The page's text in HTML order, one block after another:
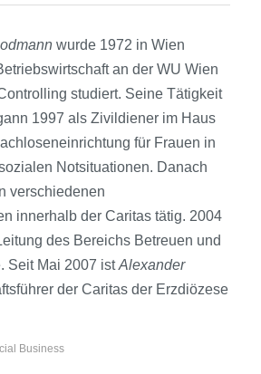
wurde 1972 in Wien
an der WU Wien
studiert. Seine Tätigkeit
1997 als Zivildiener im Haus
für Frauen in
Notsituationen. Danach
verschiedenen
innerhalb der Caritas tätig. 2004
des Bereichs Betreuen und
Seit Mai 2007 istAlexander
der Caritas der Erzdiözese
Business